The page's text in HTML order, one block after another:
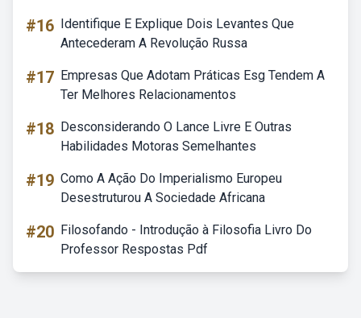
#16 Identifique E Explique Dois Levantes Que
Antecederam A Revolução Russa
#17 Empresas Que Adotam Práticas Esg Tendem A
Ter Melhores Relacionamentos
#18 Desconsiderando O Lance Livre E Outras
Habilidades Motoras Semelhantes
#19 Como A Ação Do Imperialismo Europeu
Desestruturou A Sociedade Africana
#20 Filosofando - Introdução à Filosofia Livro Do
Professor Respostas Pdf